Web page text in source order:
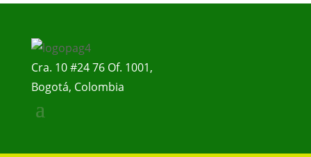
Cra. 10 #24 76 Of. 1001,
Bogotá, Colombia